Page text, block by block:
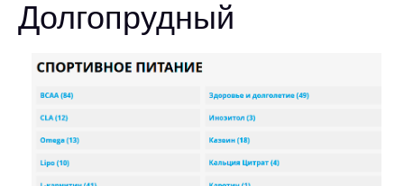
Долгопрудный